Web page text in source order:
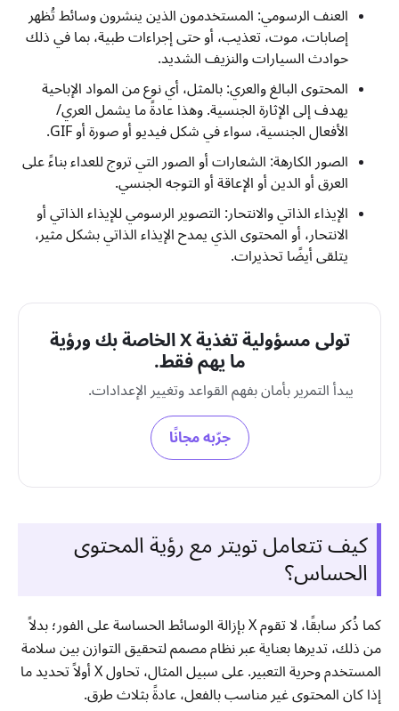
العنف الرسومي: المستخدمون الذين ينشرون وسائط تُظهر
إصابات، موت، تعذيب، أو حتى إجراءات طبية، بما في ذلك
حوادث السيارات والنزيف الشديد.
المحتوى البالغ والعري: بالمثل، أي نوع من المواد الإباحية
يهدف إلى الإثارة الجنسية. وهذا عادةً ما يشمل العري/
الأفعال الجنسية، سواء في شكل فيديو أو صورة أو GIF.
الصور الكارهة: الشعارات أو الصور التي تروج للعداء بناءً على
العرق أو الدين أو الإعاقة أو التوجه الجنسي.
الإيذاء الذاتي والانتحار: التصوير الرسومي للإيذاء الذاتي أو
الانتحار، أو المحتوى الذي يمدح الإيذاء الذاتي بشكل مثير،
يتلقى أيضًا تحذيرات.
تولى مسؤولية تغذية X الخاصة بك ورؤية
ما يهم فقط.
يبدأ التمرير بأمان بفهم القواعد وتغيير الإعدادات.
جرّبه مجانًا
كيف تتعامل تويتر مع رؤية المحتوى
الحساس؟
كما ذُكر سابقًا، لا تقوم X بإزالة الوسائط الحساسة على الفور؛ بدلاً
من ذلك، تديرها بعناية عبر نظام مصمم لتحقيق التوازن بين سلامة
المستخدم وحرية التعبير. على سبيل المثال، تحاول X أولاً تحديد ما
إذا كان المحتوى غير مناسب بالفعل، عادةً بثلاث طرق.